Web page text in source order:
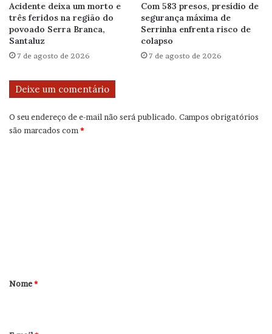
Acidente deixa um morto e
três feridos na região do
povoado Serra Branca,
Santaluz
7 de agosto de 2026
Com 583 presos, presídio de
segurança máxima de
Serrinha enfrenta risco de
colapso
7 de agosto de 2026
Deixe um comentário
O seu endereço de e-mail não será publicado. Campos obrigatórios
são marcados com*
r
Nome*